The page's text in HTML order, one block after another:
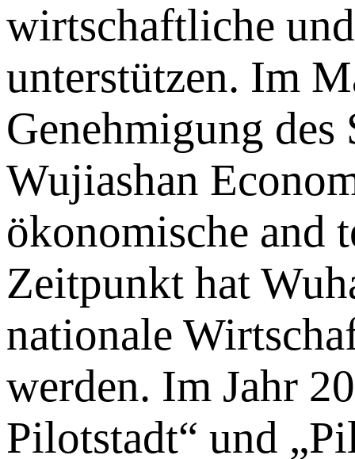
wirtschaftliche
unterstützen. Im
Genehmigung des
Wujiashan
ökonomische and
Zeitpunkt hat
nationale
werden. Im Jahr
Pilotstadt“ und